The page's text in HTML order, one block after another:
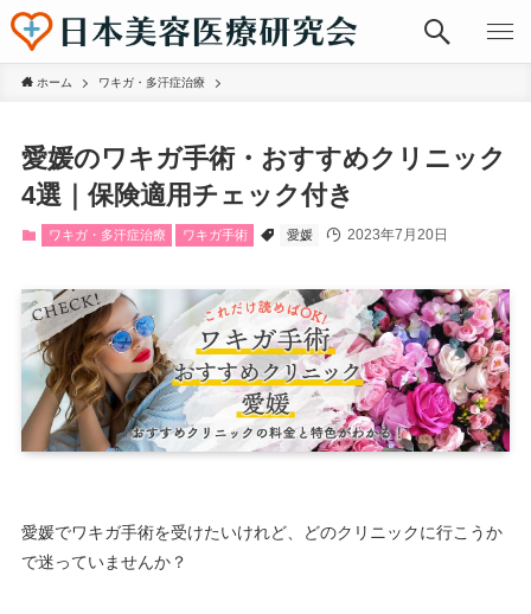
ホーム ワキガ・多汗症治療
愛媛のワキガ手術・おすすめクリニック
4選｜保険適用チェック付き
ワキガ・多汗症治療 ワキガ手術 愛媛 2023年7月20日
愛媛でワキガ手術を受けたいけれど、どのクリニックに行こうか
で迷っていませんか？